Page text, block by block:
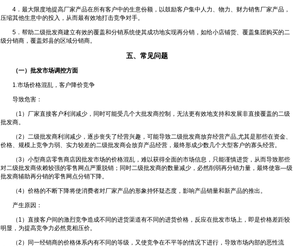
4．最大限度地提高厂家产品在所有客户中的生意份额，以鼓励客户集中人力、物力、财力销售厂家产品，
压缩其他生意中的投入，从而最有效地打击竞争对手。
5．帮助二级批发商建立有效的覆盖和分销系统使其成功地实现再分销，如给小店铺货、覆盖集团购买的二
级分销商，覆盖郊县的区域分销商。
五、常见问题
（一）批发市场调控方面
1.市场价格混乱，客户降价竞争
导致危害：
（1）厂家直接客户利润减少，同时可能受几个大批发商控制，无法更有效地支持和发展非直接覆盖的二级
批发商。
（2）二级批发商利润减少，逐步丧失了经营兴趣，可能导致二级批发商放弃经营产品,尤其是那些在资金、
价格、规模上竞争力弱、实力较差的二级批发商会放弃产品经营，最终形成少数几个大型客户的寡头经营。
（3）小型商店零售商店因批发市场的价格混乱，难以获得全面的市场信息，只能谨慎进货，从而导致那些
对二级批发商依赖较强的零售网点严重脱销；同时二级批发商的数量减少，必然削弱再分销力量，最终使靠—级
批发商辅助再分销的零售网点分销下降。
（4）价格的不断下降将使消费者对厂家产品的形象持怀疑态度，影响产品销量和新产品的推出。
产生原因：
（1）直接客户间的激烈竞争造成不同的进货渠道有不同的进货价格，反应在批发市场上，即是价格差距较
明显，为提高竞争力必然竟相压价。
（2）同一经销商的价格体系内有不同的等级，又使竞争在不平等的情况下进行，导致市场内部的恶性流